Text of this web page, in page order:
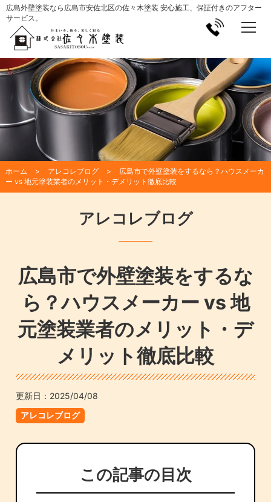
広島外壁塗装なら広島市安佐北区の佐々木塗装 安心施工、保証付きのアフター
サービス。
ホーム アレコレブログ
広島市で外壁塗装をするなら？ハウスメーカ
ー vs 地元塗装業者のメリット・デメリット徹底比較
アレコレブログ
広島市で外壁塗装をするな
ら？ハウスメーカー vs 地
元塗装業者のメリット・デ
メリット徹底比較
更新日： 2025/04/08
アレコレブログ
この記事の目次